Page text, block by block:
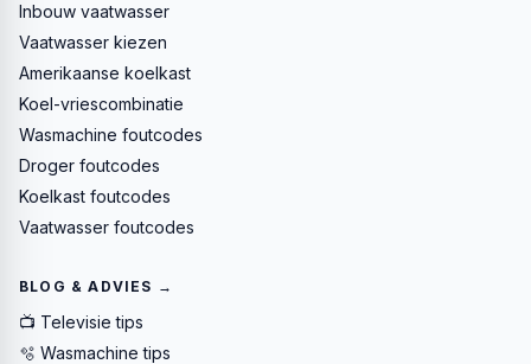
Inbouw vaatwasser
Vaatwasser kiezen
Amerikaanse koelkast
Koel-vriescombinatie
Wasmachine foutcodes
Droger foutcodes
Koelkast foutcodes
Vaatwasser foutcodes
BLOG & ADVIES →
📺 Televisie tips
🫧 Wasmachine tips